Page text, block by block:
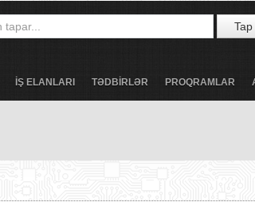
Tap
İŞ ELANLARI TƏDBİRLƏR PROQRAMLAR